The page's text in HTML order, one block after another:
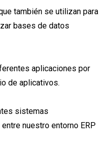
también se utilizan para
bases de datos
aplicaciones por
de aplicativos.
sistemas
nuestro entorno ERP